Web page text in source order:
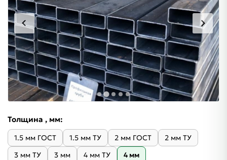
Толщина , мм:
1.5 мм ГОСТ 1.5 мм ТУ 2 мм ГОСТ
2 мм ТУ
3 мм ТУ
3 мм 4 мм ТУ 4 мм